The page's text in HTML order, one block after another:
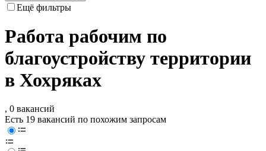
Ещё фильтры
Работа рабочим по
благоустройству территории
в Хохряках
, 0 вакансий
Есть 19 вакансий по похожим запросам